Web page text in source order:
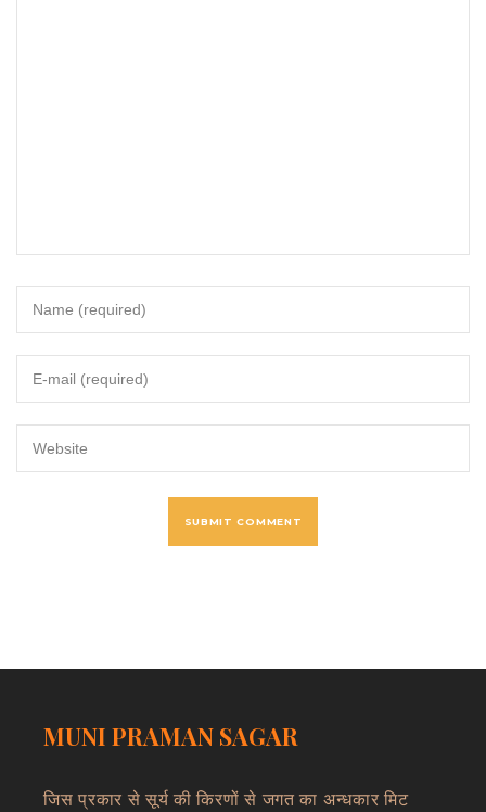
MUNI PRAMAN SAGAR
जिस प्रकार से सूर्य की किरणों से जगत का अन्धकार मिट